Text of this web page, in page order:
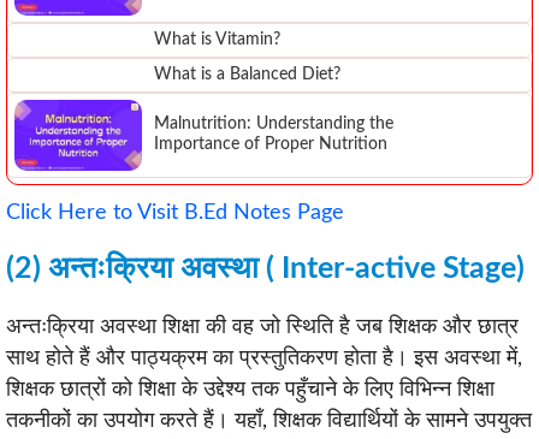
What is Vitamin?
What is a Balanced Diet?
Malnutrition: Understanding the
Importance of Proper Nutrition
Click Here to Visit B.Ed Notes Page
(2) अन्तःक्रिया अवस्था ( Inter-active Stage)
अन्तःक्रिया अवस्था शिक्षा की वह जो स्थिति है जब शिक्षक और छात्र
साथ होते हैं और पाठ्यक्रम का प्रस्तुतिकरण होता है। इस अवस्था में,
शिक्षक छात्रों को शिक्षा के उद्देश्य तक पहुँचाने के लिए विभिन्न शिक्षा
तकनीकों का उपयोग करते हैं। यहाँ, शिक्षक विद्यार्थियों के सामने उपयुक्त